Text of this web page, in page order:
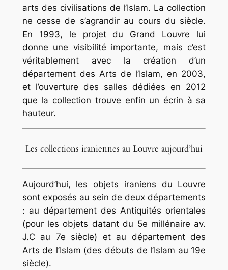
arts des civilisations de l’Islam. La collection
ne cesse de s’agrandir au cours du siècle.
En 1993, le projet du Grand Louvre lui
donne une visibilité importante, mais c’est
véritablement avec la création d’un
département des Arts de l’Islam, en 2003,
et l’ouverture des salles dédiées en 2012
que la collection trouve enfin un écrin à sa
hauteur.
Les collections iraniennes au Louvre aujourd’hui
Aujourd’hui, les objets iraniens du Louvre
sont exposés au sein de deux départements
: au département des Antiquités orientales
(pour les objets datant du 5e millénaire av.
J.C au 7e siècle) et au département des
Arts de l’Islam (des débuts de l’Islam au 19e
siècle).